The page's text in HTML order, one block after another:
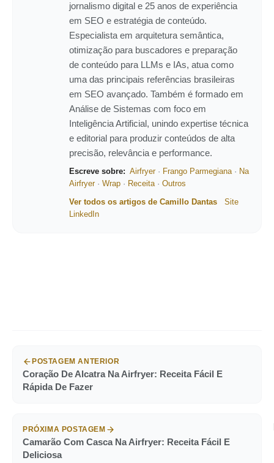
jornalismo digital e 25 anos de experiência
em SEO e estratégia de conteúdo.
Especialista em arquitetura semântica,
otimização para buscadores e preparação
de conteúdo para LLMs e IAs, atua como
uma das principais referências brasileiras
em SEO avançado. Também é formado em
Análise de Sistemas com foco em
Inteligência Artificial, unindo expertise técnica
e editorial para produzir conteúdos de alta
precisão, relevância e performance.
Escreve sobre: Airfryer· Frango Parmegiana· Na
Airfryer· Wrap · Receita· Outros
Ver todos os artigos de Camillo Dantas
Site
LinkedIn
POSTAGEM ANTERIOR
Coração De Alcatra Na Airfryer: Receita Fácil E
Rápida De Fazer
PRÓXIMA POSTAGEM
Camarão Com Casca Na Airfryer: Receita Fácil E
Deliciosa